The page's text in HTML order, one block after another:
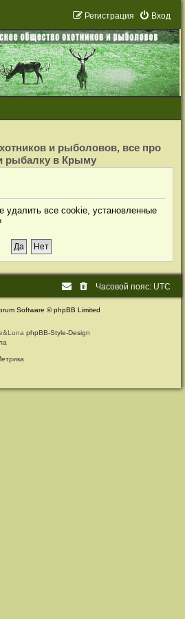
Вход
Регистрация
и рыболовов, все про
рыбалку в Крыму
удалить все cookie, установленные
Часовой пояс: UTC
Software © phpBB Limited
phpBB-Style-Design